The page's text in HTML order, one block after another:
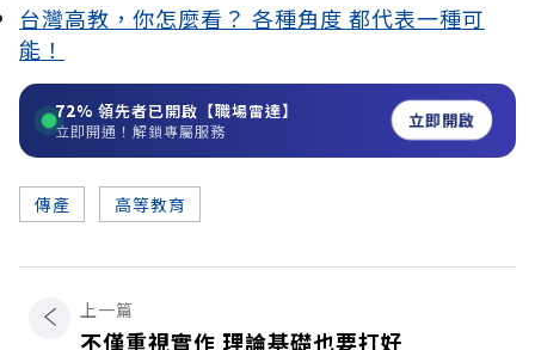
台灣高教，你怎麼看？ 各種角度 都代表一種可
能！
72% 領先者已開啟【職場雷達】
立即開通！解鎖專屬服務 立即開啟
傳產 高等教育
上一篇
不僅重視實作 理論基礎也要打好